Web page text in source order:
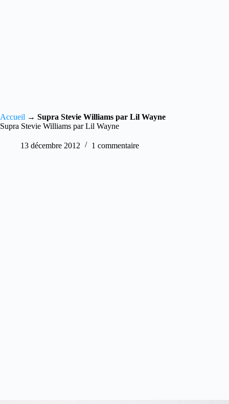
Accueil → Supra Stevie Williams par Lil Wayne
Supra Stevie Williams par Lil Wayne
13 décembre 2012 1 commentaire